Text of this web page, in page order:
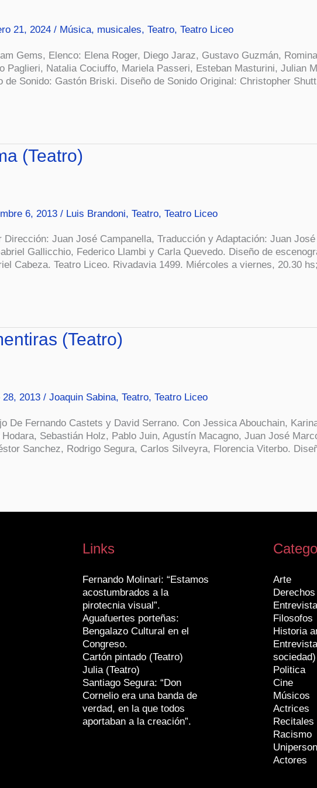
21, 2024 / Música, musicales, Teatro, Teatro Liceo
Gems, Elenco: Elena Roger, Diego Jaraz, Gustavo Guzmán,
Paglieri, Natalia Cociuffo, Mariela Passeri, Esteban Masturini, Julian
de Sonido: Gastón Briski. Diseño de Sonido Original: Christopher
(Teatro)
6, 2013 / Luis Brandoni, Teatro, Teatro Liceo
Dirección: Juan José Campanella, Traducción y Adaptación: Juan
Gallicchio, Federico Llambi y Carla Quevedo. Diseño de
Cabeza. Teatro Liceo. Rivadavia 1499. Miércoles a viernes, 20.30 hs;
(Teatro)
28, 2013 / Joaquin Sabina, Teatro, Teatro Liceo
De Fernando Castets y David Serrano. Con Jessica Abouchain,
Sebastián Holz, Pablo Juin, Agustín Macagno, Juan José
Sanchez, Rodrigo Segura, Carlos Silveyra, Florencia Viterbo.
Links
Fernando Molinari: “Estamos
acostumbrados a la
pirotecnia visual”.
Aguafuertes porteñas:
Bengalazo Cultural en el
Congreso.
Cartón pintado (Teatro)
Julia (Teatro)
Santiago Segura: “Don
Cornelio era una banda de
verdad, en la que todos
aportaban a la creación”.
Arte
Filosofos
Historia
sociedad)
Politica
Cine
Músicos
Actrices
Recitales
Racismo
Actores